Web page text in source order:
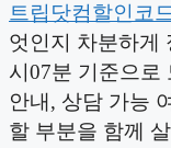
트립닷컴할인코드
엇인지 차분하게
시07분 기준으로
안내, 상담 가능
할 부분을 함께